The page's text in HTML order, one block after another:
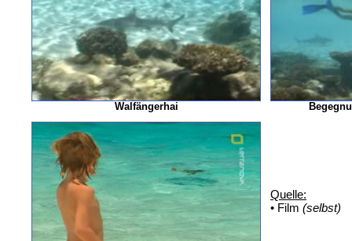
Walfängerhai
Quelle:
• Film (selbst)